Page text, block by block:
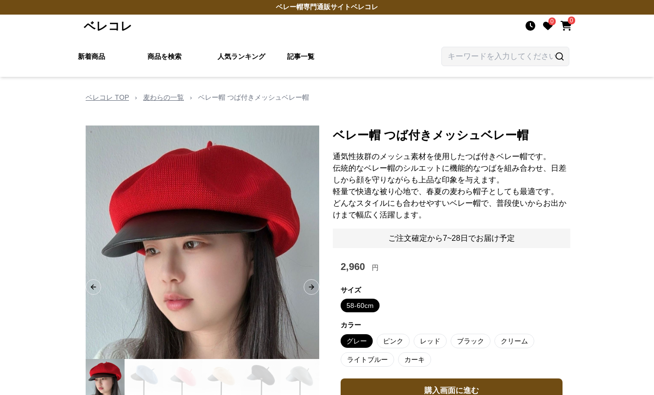
ベレー帽専門通販サイトベレコレ
ベレコレ 0 0
新着商品 商品を検索 人気ランキング 記事一覧
ベレコレ TOP › 麦わらの一覧 › ベレー帽 つば付きメッシュベレー帽
Previous slide Next slide
ベレー帽 つば付きメッシュベレー帽
通気性抜群のメッシュ素材を使用したつば付きベレー帽です。
伝統的なベレー帽のシルエットに機能的なつばを組み合わせ、日差
しから顔を守りながらも上品な印象を与えます。
軽量で快適な被り心地で、春夏の麦わら帽子としても最適です。
どんなスタイルにも合わせやすいベレー帽で、普段使いからお出か
けまで幅広く活躍します。
ご注文確定から7~28日でお届け予定
2,960 円
サイズ
58-60cm
カラー
グレー ピンク レッド ブラック クリーム
ライトブルー カーキ
購入画面に進む